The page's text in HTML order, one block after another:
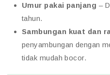
Umur pakai panjang –
tahun.
Sambungan kuat dan
penyambungan dengan
tidak mudah bocor.